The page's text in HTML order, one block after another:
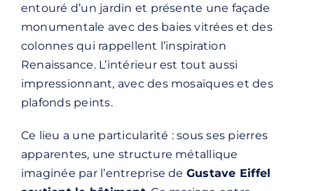
entouré d’un jardin et présente une façade
monumentale avec des baies vitrées et des
colonnes qui rappellent l’inspiration
Renaissance. L’intérieur est tout aussi
impressionnant, avec des mosaïques et des
plafonds peints.
Ce lieu a une particularité : sous ses pierres
apparentes, une structure métallique
imaginée par l’entreprise de Gustave Eiffel